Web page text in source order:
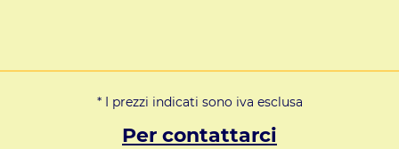
* I prezzi indicati sono iva esclusa
Per contattarci